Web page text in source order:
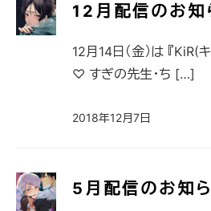
12月配信のお知
12月14日（金）は 『
♡ すぎの先生・ち […]
2018年12月7日
5月配信のお知